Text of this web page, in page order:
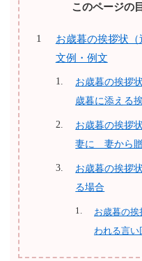
このページの
お歳暮の挨拶状
文例・例文
お歳暮の挨拶
歳暮に添える
お歳暮の挨拶
妻に 妻から
お歳暮の挨拶
る場合
お歳暮の挨
われる言い